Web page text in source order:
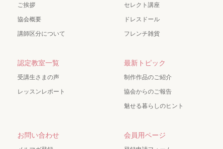
ご挨拶
協会概要
講師区分について
セレクト講座
ドレスドール
フレンチ雑貨
認定教室一覧
受講生さまの声
レッスンレポート
最新トピック
制作作品のご紹介
協会からのご報告
魅せる暮らしのヒント
お問い合わせ 会員用ページ